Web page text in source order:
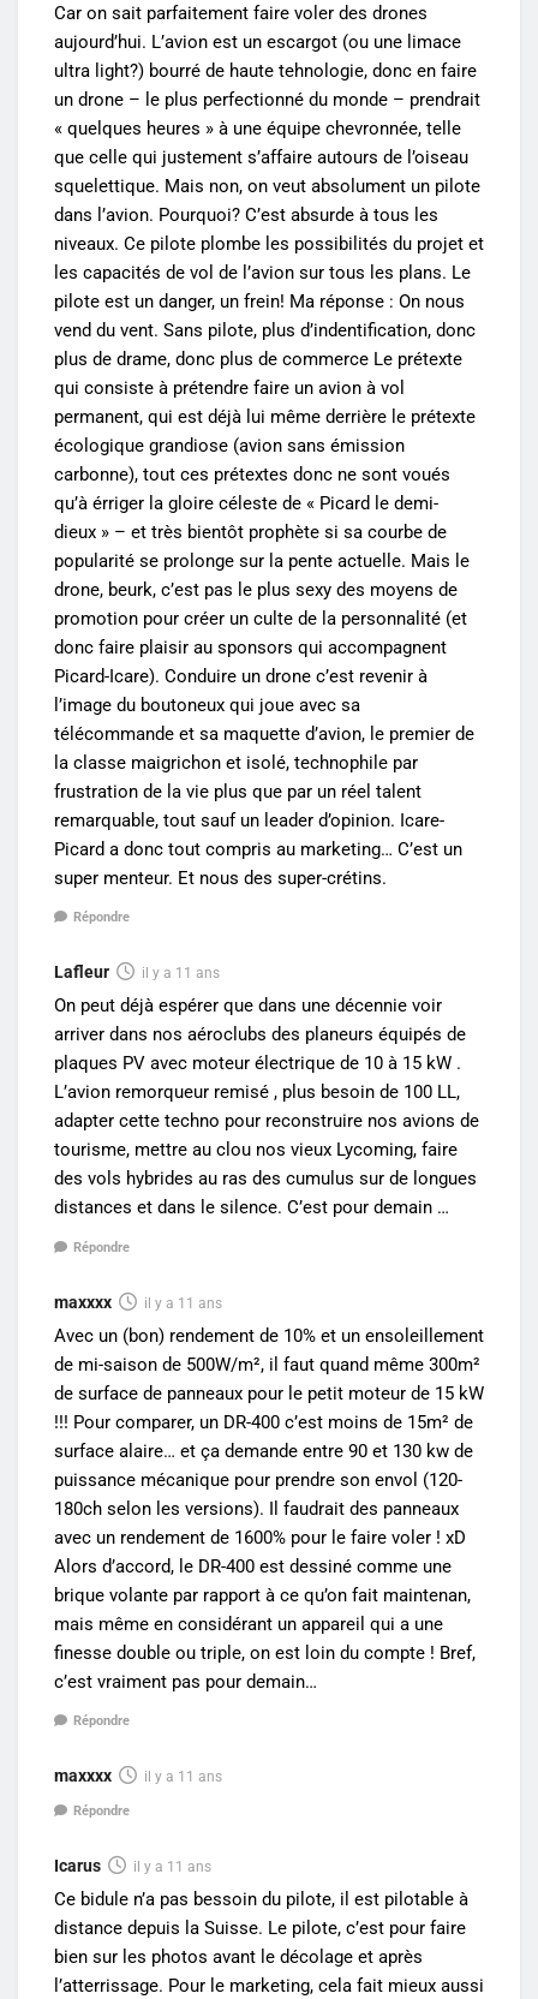
Car on sait parfaitement faire voler des drones
aujourd’hui. L’avion est un escargot (ou une limace
ultra light?) bourré de haute tehnologie, donc en faire
un drone – le plus perfectionné du monde – prendrait
« quelques heures » à une équipe chevronnée, telle
que celle qui justement s’affaire autours de l’oiseau
squelettique. Mais non, on veut absolument un pilote
dans l’avion. Pourquoi? C’est absurde à tous les
niveaux. Ce pilote plombe les possibilités du projet et
les capacités de vol de l’avion sur tous les plans. Le
pilote est un danger, un frein! Ma réponse : On nous
vend du vent. Sans pilote, plus d’indentification, donc
plus de drame, donc plus de commerce Le prétexte
qui consiste à prétendre faire un avion à vol
permanent, qui est déjà lui même derrière le prétexte
écologique grandiose (avion sans émission
carbonne), tout ces prétextes donc ne sont voués
qu’à érriger la gloire céleste de « Picard le demi-
dieux » – et très bientôt prophète si sa courbe de
popularité se prolonge sur la pente actuelle. Mais le
drone, beurk, c’est pas le plus sexy des moyens de
promotion pour créer un culte de la personnalité (et
donc faire plaisir au sponsors qui accompagnent
Picard-Icare). Conduire un drone c’est revenir à
l’image du boutoneux qui joue avec sa
télécommande et sa maquette d’avion, le premier de
la classe maigrichon et isolé, technophile par
frustration de la vie plus que par un réel talent
remarquable, tout sauf un leader d’opinion. Icare-
Picard a donc tout compris au marketing… C’est un
super menteur. Et nous des super-crétins.
Répondre
Lafleur il y a 11 ans
On peut déjà espérer que dans une décennie voir
arriver dans nos aéroclubs des planeurs équipés de
plaques PV avec moteur électrique de 10 à 15 kW .
L’avion remorqueur remisé , plus besoin de 100 LL,
adapter cette techno pour reconstruire nos avions de
tourisme, mettre au clou nos vieux Lycoming, faire
des vols hybrides au ras des cumulus sur de longues
distances et dans le silence. C’est pour demain …
Répondre
maxxxx il y a 11 ans
Avec un (bon) rendement de 10% et un ensoleillement
de mi-saison de 500W/m², il faut quand même 300m²
de surface de panneaux pour le petit moteur de 15 kW
!!! Pour comparer, un DR-400 c’est moins de 15m² de
surface alaire… et ça demande entre 90 et 130 kw de
puissance mécanique pour prendre son envol (120-
180ch selon les versions). Il faudrait des panneaux
avec un rendement de 1600% pour le faire voler ! xD
Alors d’accord, le DR-400 est dessiné comme une
brique volante par rapport à ce qu’on fait maintenan,
mais même en considérant un appareil qui a une
finesse double ou triple, on est loin du compte ! Bref,
c’est vraiment pas pour demain…
Répondre
maxxxx il y a 11 ans
Répondre
Icarus il y a 11 ans
Ce bidule n’a pas bessoin du pilote, il est pilotable à
distance depuis la Suisse. Le pilote, c’est pour faire
bien sur les photos avant le décolage et après
l’atterrissage. Pour le marketing, cela fait mieux aussi